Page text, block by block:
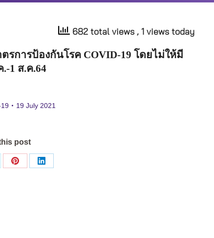
682 total views , 1 views today
รการป้องกันโรค COVID-19 โดยไม่ให้มี
.-1 ส.ค.64
19 July 2021
post
Share
Share